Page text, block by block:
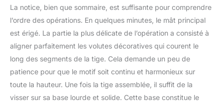
La notice, bien que sommaire, est suffisante pour comprendre
l’ordre des opérations. En quelques minutes, le mât principal
est érigé. La partie la plus délicate de l’opération a consisté à
aligner parfaitement les volutes décoratives qui courent le
long des segments de la tige. Cela demande un peu de
patience pour que le motif soit continu et harmonieux sur
toute la hauteur. Une fois la tige assemblée, il suffit de la
visser sur sa base lourde et solide. Cette base constitue le